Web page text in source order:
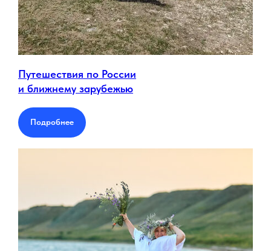
Путешествия по России
и ближнему зарубежью
Подробнее